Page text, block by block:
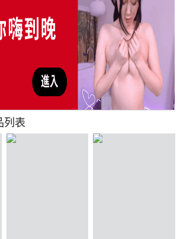
列表